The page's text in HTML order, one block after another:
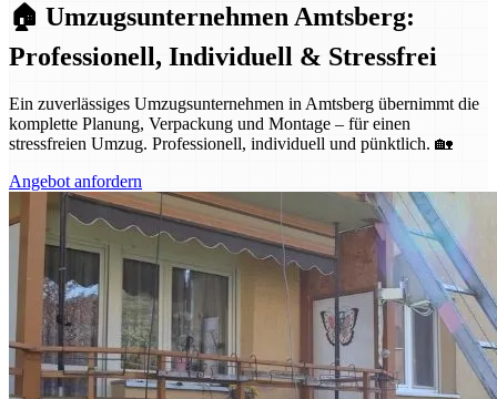
🏠 Umzugsunternehmen Amtsberg:
Professionell, Individuell & Stressfrei
Ein zuverlässiges Umzugsunternehmen in Amtsberg übernimmt die
komplette Planung, Verpackung und Montage – für einen
stressfreien Umzug. Professionell, individuell und pünktlich. 🏡
Angebot anfordern